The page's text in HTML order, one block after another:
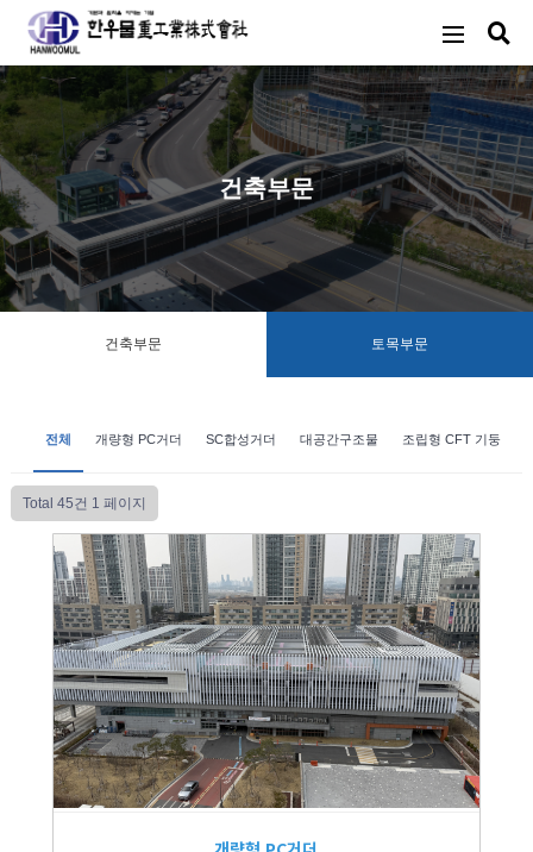
건축부문
건축부문 토목부문
전체 개량형 PC거더 SC합성거더 대공간구조물 조립형 CFT 기둥
Total 45건 1 페이지